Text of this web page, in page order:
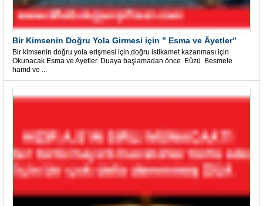
Bir Kimsenin Doğru Yola Girmesi için ” Esma ve Âyetler”
Bir kimsenin doğru yola erişmesi için,doğru istikamet kazanması için
Okunacak Esma ve Ayetler. Duaya başlamadan önce Eûzü Besmele
hamd ve ...